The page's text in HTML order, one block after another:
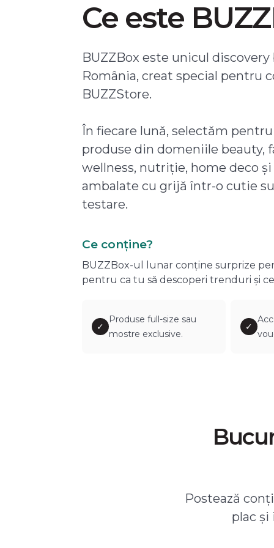
Ce este
BUZZBox este unicul
România, creat special pentru
BUZZStore.
În fiecare lună, selectăm
produse din domeniile beauty,
wellness, nutriție, home deco
ambalate cu grijă într-o cutie
testare.
Ce conține?
BUZZBox-ul lunar conține surprize
pentru ca tu să descoperi trenduri și
✓
Produse full-size sau
mostre exclusive.
✓
Postează
plac și